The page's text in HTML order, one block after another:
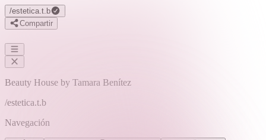
/estetica.t.b
Compartir
Beauty House by Tamara Benítez
/estetica.t.b
Navegación